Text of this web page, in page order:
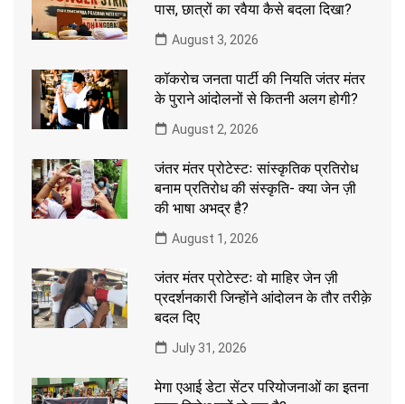
पास, छात्रों का रवैया कैसे बदला दिखा?
August 3, 2026
कॉकरोच जनता पार्टी की नियति जंतर मंतर
के पुराने आंदोलनों से कितनी अलग होगी?
August 2, 2026
जंतर मंतर प्रोटेस्टः सांस्कृतिक प्रतिरोध
बनाम प्रतिरोध की संस्कृति- क्या जेन ज़ी
की भाषा अभद्र है?
August 1, 2026
जंतर मंतर प्रोटेस्टः वो माहिर जेन ज़ी
प्रदर्शनकारी जिन्होंने आंदोलन के तौर तरीक़े
बदल दिए
July 31, 2026
मेगा एआई डेटा सेंटर परियोजनाओं का इतना